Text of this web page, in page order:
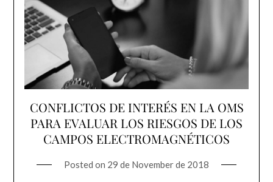
CONFLICTOS DE INTERÉS EN LA OMS
PARA EVALUAR LOS RIESGOS DE LOS
CAMPOS ELECTROMAGNÉTICOS
Posted on 29 de November de 2018